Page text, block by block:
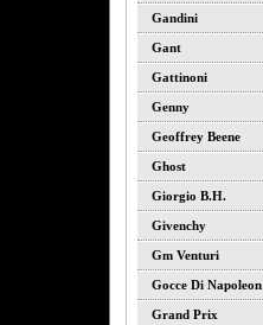
Gandini
Gant
Gattinoni
Genny
Geoffrey Beene
Ghost
Giorgio B.h.
Givenchy
Gm Venturi
Gocce Di Napoleon
Grand Prix